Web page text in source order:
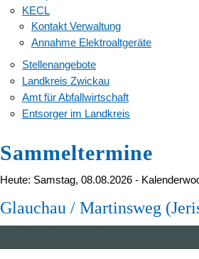
KECL
Kontakt Verwaltung
Annahme Elektroaltgeräte
Stellenangebote
Landkreis Zwickau
Amt für Abfallwirtschaft
Entsorger im Landkreis
Sammeltermine
Heute: Samstag, 08.08.2026 -
Glauchau / Martinsweg